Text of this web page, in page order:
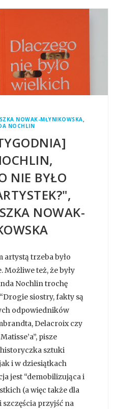
NOWAK-MŁYNIKOWSKA,
NOCHLIN
NIE BYŁO
NOWAK-
artystą trzeba było
Możliwe też, że były
Nochlin trochę
siostry, fakty są
odpowiedników
Delacroix czy
pisze
sztuki
i w dziesiątkach
jest “demobilizująca i
(a więc także dla
przyjść na